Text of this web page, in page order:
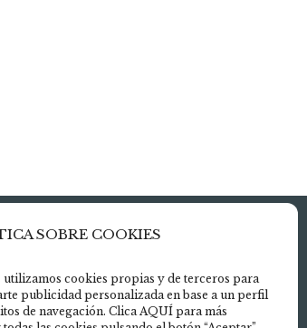
SOBRE COOKIES
utilizamos cookies propias y de terceros para
publicidad personalizada en base a un perfil
de navegación. Clica AQUÍ para más